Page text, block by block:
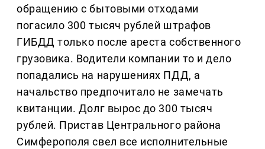
обращению с бытовыми отходами
погасило 300 тысяч рублей штрафов
ГИБДД только после ареста собственного
грузовика. Водители компании то и дело
попадались на нарушениях ПДД, а
начальство предпочитало не замечать
квитанции. Долг вырос до 300 тысяч
рублей. Пристав Центрального района
Симферополя свел все исполнительные